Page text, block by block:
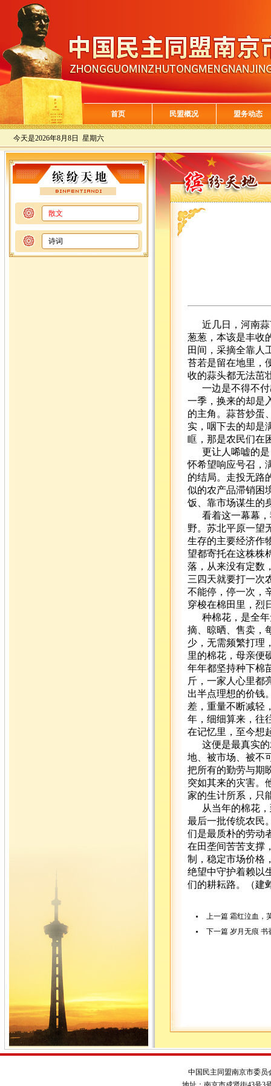
首页 民盟概况 盟务动态
今天是2026年8月8日 星期六
散文
诗词
近几日，河南
葱葱，本该是丰收
田间，采摘全靠人
苔若是留在地里，
收的蒜头都无法茁
一边是不得不
一季，换来的却是
的主角。蒜苔炒蛋
实，咽下去的却是
眶，那是农民们在
更让人唏嘘的
怀希望响应号召，
的结局。走投无路
似的农产品滞销困
饭、靠市场谋生的
看着这一幕幕
野。苏北平原一望
生存的主要经济作
望都寄托在这株株
落，从来没有定数
三四天就要打一次
不能停，停一次，
穿梭在棉田里，烈
种棉花，是全
摘、晾晒、售卖，
少，无需频繁打理
里的棉花，母亲便
年年都坚持种下棉
斤，一家人心里都
出半点理想的价钱
差，重量不断减轻
年，细细算来，往
在记忆里，至今想
这便是最真实
地、被市场、被不
把所有的勤劳与期
突如其来的灾害。
家的生计所系，只
从当年的棉花
最后一批传统农民
们是最质朴的劳动
在田垄间苦苦支撑
制，稳定市场价格
绝望中守护着赖以
们的耕耘路。（建
上一篇 霜红泣血，
下一篇 岁月无痕 书
中国民主同盟南京市委员